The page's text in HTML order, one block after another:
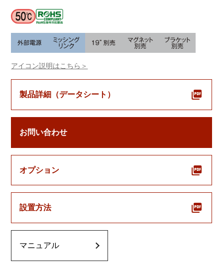
アイコン説明はこちら＞
製品詳細（データシート）
お問い合わせ
オプション
設置方法
マニュアル